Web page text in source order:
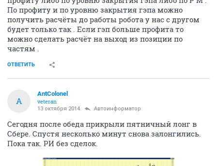
По профиту и по уровню закрытия гэпа можно
получить расчёты до работы робота у нас с другом
будет только так . Если гэп больше профита то
можно сделать расчёт на выход из позиции по
частям .
ОТВЕТИТЬ
A
AntColonel
veteran
13 октября 2014 Автоинформатор
Сегодня после обеда прикрыли пятничный лонг в
Сбере. Спустя несколько минут снова залонгились.
Пока так. РИ без сделок.